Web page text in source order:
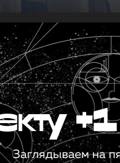
Заглядываем на